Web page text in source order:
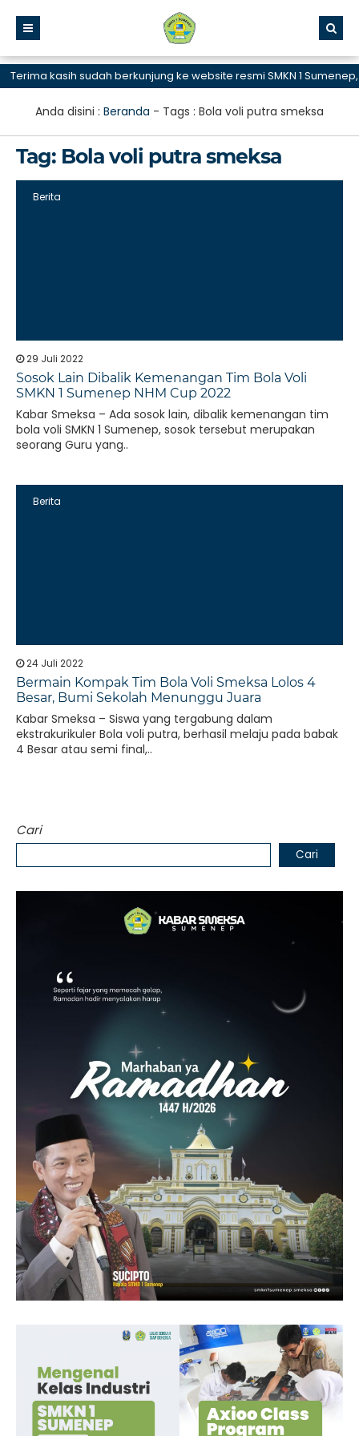
kasih sudah berkunjung ke website resmi SMKN 1 Sumenep,
Anda disini : Beranda - Tags : Bola voli putra smeksa
Tag: Bola voli putra smeksa
Berita
29 Juli 2022
Sosok Lain Dibalik Kemenangan Tim Bola Voli
SMKN 1 Sumenep NHM Cup 2022
Kabar Smeksa – Ada sosok lain, dibalik kemenangan tim
bola voli SMKN 1 Sumenep, sosok tersebut merupakan
seorang Guru yang..
Berita
24 Juli 2022
Bermain Kompak Tim Bola Voli Smeksa Lolos 4
Besar, Bumi Sekolah Menunggu Juara
Kabar Smeksa – Siswa yang tergabung dalam
ekstrakurikuler Bola voli putra, berhasil melaju pada babak
4 Besar atau semi final,..
Cari
Cari